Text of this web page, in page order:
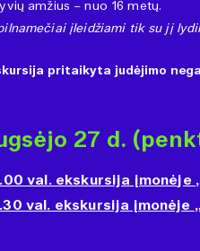
amžius – nuo 16 metų.
įleidžiami tik su jį
pritaikyta judėjimo
27 d.
val. ekskursija įmonėje
val. ekskursija įmonėje